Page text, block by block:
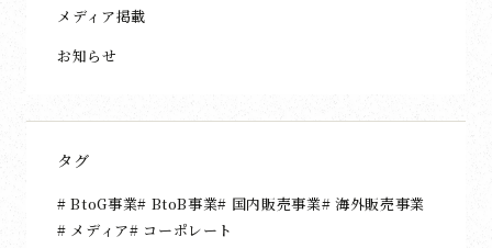
メディア掲載
お知らせ
タグ
BtoG事業 BtoB事業 国内販売事業
海外販売事業
メディア
コーポレート